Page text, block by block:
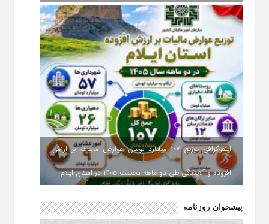
اینفوگرافی توزیع ۱۰۷ میلیارد تومان عوارض مالیات بر ارزش
افزوده و آلایندگی طی دو ماهه نخست ۱۴۰۵ در استان ایلام
پیشخوان روزنامه